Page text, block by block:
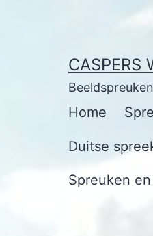
CASPERS
Beeldspreuken
Home
Duitse
Spreuken